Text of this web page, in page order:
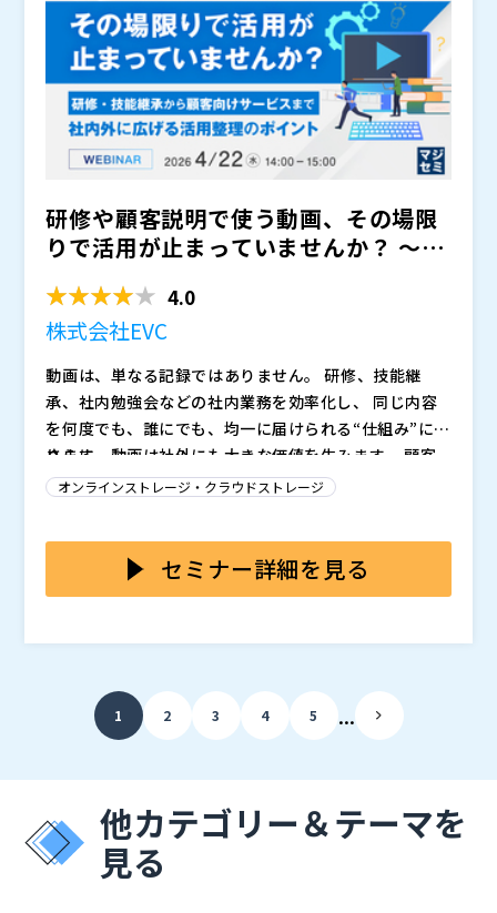
くなります。
拡張性の考え方もご紹介し、拡張の方向性や活用イメー
ジをお伝えします。 事業環境の変化に合わせて改善し
続けられる社内ポータルを構築し、業務効率の向上や継
続的な活用につなげたい方におすすめのセミナーです。
研修や顧客説明で使う動画、その場限
りで活用が止まっていませんか？ ～研
4.0
株式会社EVC
動画は、単なる記録ではありません。 研修、技能継
承、社内勉強会などの社内業務を効率化し、 同じ内容
を何度でも、誰にでも、均一に届けられる“仕組み”にな
ります。
さらに、動画は社外にも大きな価値を生みます。 顧客
向けの説明、代理店教育、資格更新研修、 スポーツや
内外の価値提供をどう変えるのか を具体的に紹介しま
じ説明を何度も行う必要がなくなり、拠点や職種が違っ
れる仕組み がつくれます。
・研修（新人・中堅・管理職）の標準化 ・技能継承
（製造・建築・食品など）の属人化解消 ・社内勉強
のナレッジ共有 ・社長メッセージやイベント記録の全
これらはすべて、“動画があるだけで再現性が高まる”
動画は社外向けにも強力な価値を生みます。 顧客、代
理店、パートナー、資格講座受講者など、 対象者ごと
に必要な内容を確実に届けられる“サービス” に変わり
オンラインストレージ・クラウドストレージ
セミナー詳細を見る
1 2 3 4 5 ...
他カテゴリー＆テーマを
見る